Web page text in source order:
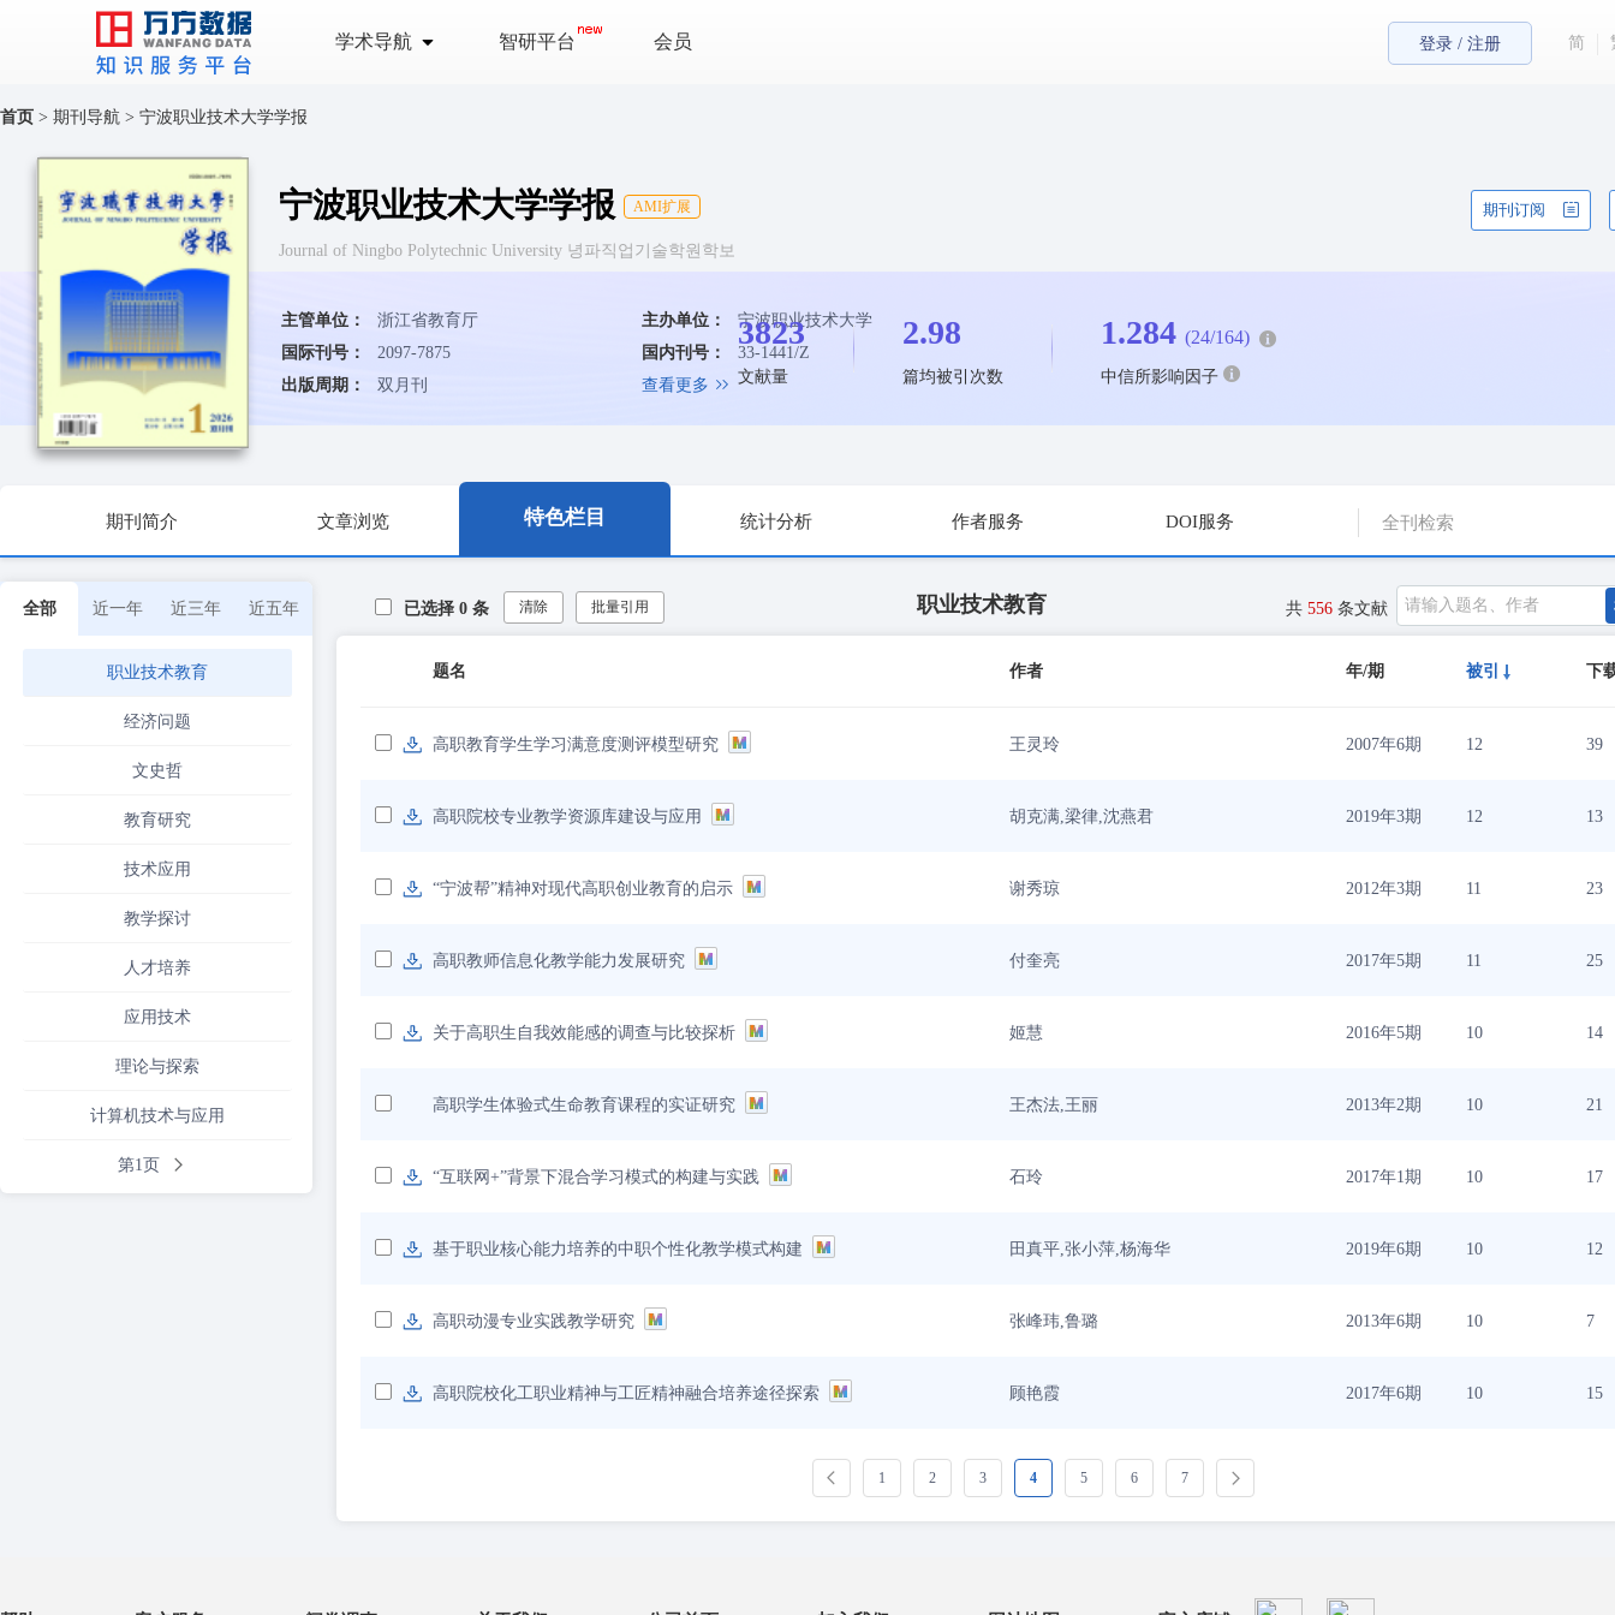
学术导航 智研平台 会员 登录 / 注册 简
首页 > 期刊导航 > 宁波职业技术大学学报
宁波职业技术大学学报 AMI扩展 期刊订阅
Journal of Ningbo Polytechnic University 녕파직업기술학원학보
主管单位： 浙江省教育厅 主办单位：
宁波职业技术大学
国际刊号：
2097-7875 国内刊号：
33-1441/Z
出版周期：
双月刊 查看更多
3823
文献量
2.98
篇均被引次数
1.284 (24/164)
中信所影响因子
期刊简介 文章浏览 特色栏目 统计分析 作者服务 DOI服务
全部 近一年 近三年 近五年
职业技术教育
经济问题
文史哲
教育研究
技术应用
教学探讨
人才培养
应用技术
理论与探索
计算机技术与应用
第1页
已选择 0 条 清除 批量引用 职业技术教育 共 556 条文献
题名 作者 年/期 被引 下
高职教育学生学习满意度测评模型研究 王灵玲 2007年6期 12 39
高职院校专业教学资源库建设与应用 胡克满,梁律,沈燕君 2019年3期 12 13
“宁波帮”精神对现代高职创业教育的启示 谢秀琼 2012年3期 11 23
高职教师信息化教学能力发展研究 付奎亮 2017年5期 11 25
关于高职生自我效能感的调查与比较探析 姬慧 2016年5期 10 14
高职学生体验式生命教育课程的实证研究 王杰法,王丽 2013年2期 10 21
“互联网+”背景下混合学习模式的构建与实践 石玲 2017年1期 10 17
基于职业核心能力培养的中职个性化教学模式构建 田真平,张小萍,杨海华 2019年6期 10 12
高职动漫专业实践教学研究 张峰玮,鲁璐 2013年6期 10 7
高职院校化工职业精神与工匠精神融合培养途径探索 顾艳霞 2017年6期 10 15
1 2 3 4 5 6 7